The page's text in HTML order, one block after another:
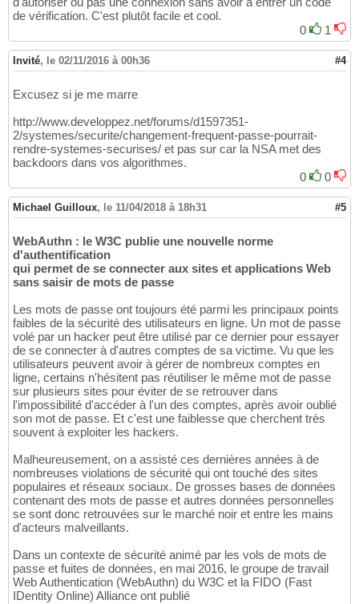
de vérification. C'est plutôt facile et cool.
0
1
Invité, le 02/11/2016 à 00h36 #4
Excusez si je me marre
http://www.developpez.net/forums/d1597351-
2/systemes/securite/changement-frequent-passe-pourrait-
rendre-systemes-securises/ et pas sur car la NSA met des
backdoors dans vos algorithmes.
0
0
Michael Guilloux, le 11/04/2018 à 18h31 #5
WebAuthn : le W3C publie une nouvelle norme
d'authentification
qui permet de se connecter aux sites et applications Web
sans saisir de mots de passe
Les mots de passe ont toujours été parmi les principaux points
faibles de la sécurité des utilisateurs en ligne. Un mot de passe
volé par un hacker peut être utilisé par ce dernier pour essayer
de se connecter à d'autres comptes de sa victime. Vu que les
utilisateurs peuvent avoir à gérer de nombreux comptes en
ligne, certains n'hésitent pas réutiliser le même mot de passe
sur plusieurs sites pour éviter de se retrouver dans
l'impossibilité d'accéder à l'un des comptes, après avoir oublié
son mot de passe. Et c'est une faiblesse que cherchent très
souvent à exploiter les hackers.
Malheureusement, on a assisté ces dernières années à de
nombreuses violations de sécurité qui ont touché des sites
populaires et réseaux sociaux. De grosses bases de données
contenant des mots de passe et autres données personnelles
se sont donc retrouvées sur le marché noir et entre les mains
d'acteurs malveillants.
Dans un contexte de sécurité animé par les vols de mots de
passe et fuites de données, en mai 2016, le groupe de travail
Web Authentication (WebAuthn) du W3C et la FIDO (Fast
IDentity Online) Alliance ont publié